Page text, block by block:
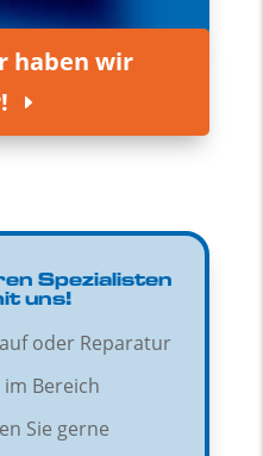
haben wir
Spezialisten
uns!
oder Reparatur
Bereich
Sie gerne